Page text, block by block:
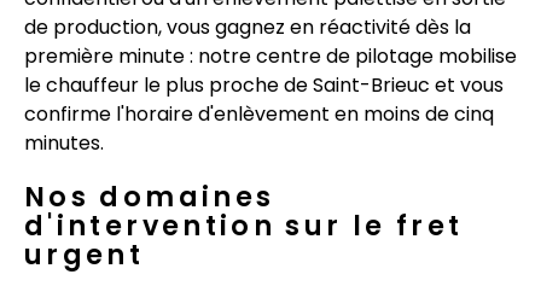
de production, vous gagnez en réactivité dès la
première minute : notre centre de pilotage mobilise
le chauffeur le plus proche de Saint-Brieuc et vous
confirme l'horaire d'enlèvement en moins de cinq
minutes.
Nos domaines
d'intervention sur le fret
urgent